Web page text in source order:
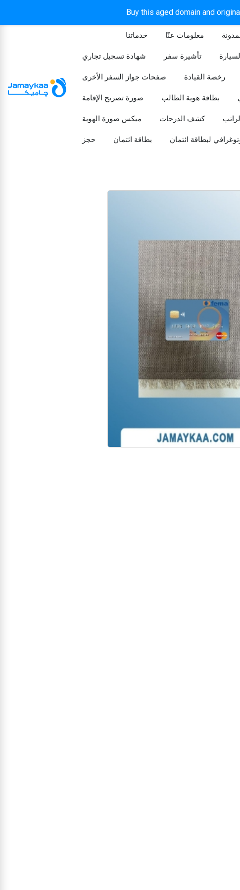
Buy this aged domain and
خدماتنا معلومات عنّا
شهادة تسجيل تجاري تأشيرة سفر
صفحات جواز السفر الأخرى رخصة القيادة
صورة تصريح الإقامة بطاقة هوية الطالب
ميكس صورة الهوية كشف الدرجات
حجز بطاقة ائتمان لبطاقة ائتمان